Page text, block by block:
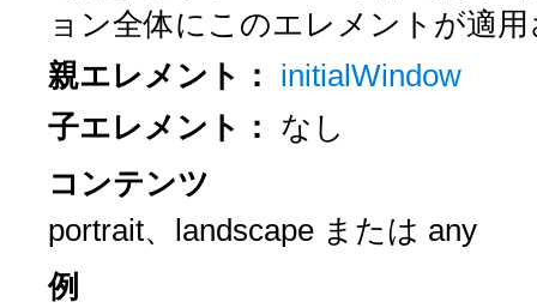
ョン全体にこのエレメントが適
親エレメント： initialWindow
子エレメント： なし
コンテンツ
portrait、landscape または any
例